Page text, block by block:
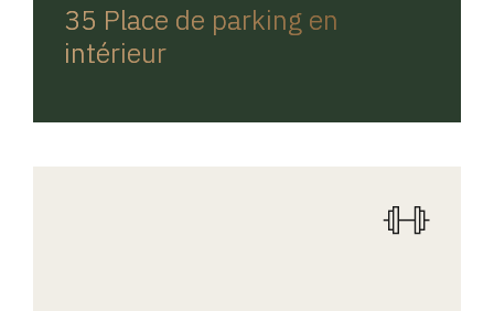
35 Place de parking en
intérieur